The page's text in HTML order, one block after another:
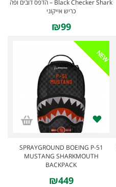
Black Checker Shark – הדפס דובים ופה
כריש אייקוני
₪99
NEW
SPRAYGROUND BOEING P-51
MUSTANG SHARKMOUTH
BACKPACK
₪449